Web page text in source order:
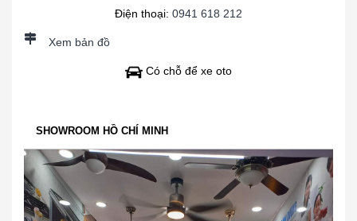
Điện thoại: 0941 618 212
Xem bản đồ
Có chỗ để xe oto
SHOWROOM HỒ CHÍ MINH